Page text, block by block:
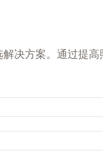
决方案。通过提